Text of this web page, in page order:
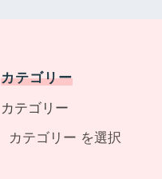
カテゴリー
カテゴリー